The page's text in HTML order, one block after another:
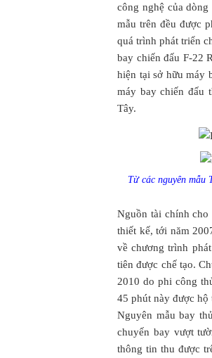
công nghệ của
mẫu trên đều được
quá trình phát triển
bay chiến đấu F-22
hiện tại sở hữu máy
máy bay chiến đấu
Tây.
Từ các nguyên mẫu
Nguồn tài chính cho
thiết kế, tới năm
về chương trình
tiên được chế tạo.
2010 do phi công
45 phút này được hộ
Nguyên mẫu bay
chuyến bay vượt
thông tin thu được